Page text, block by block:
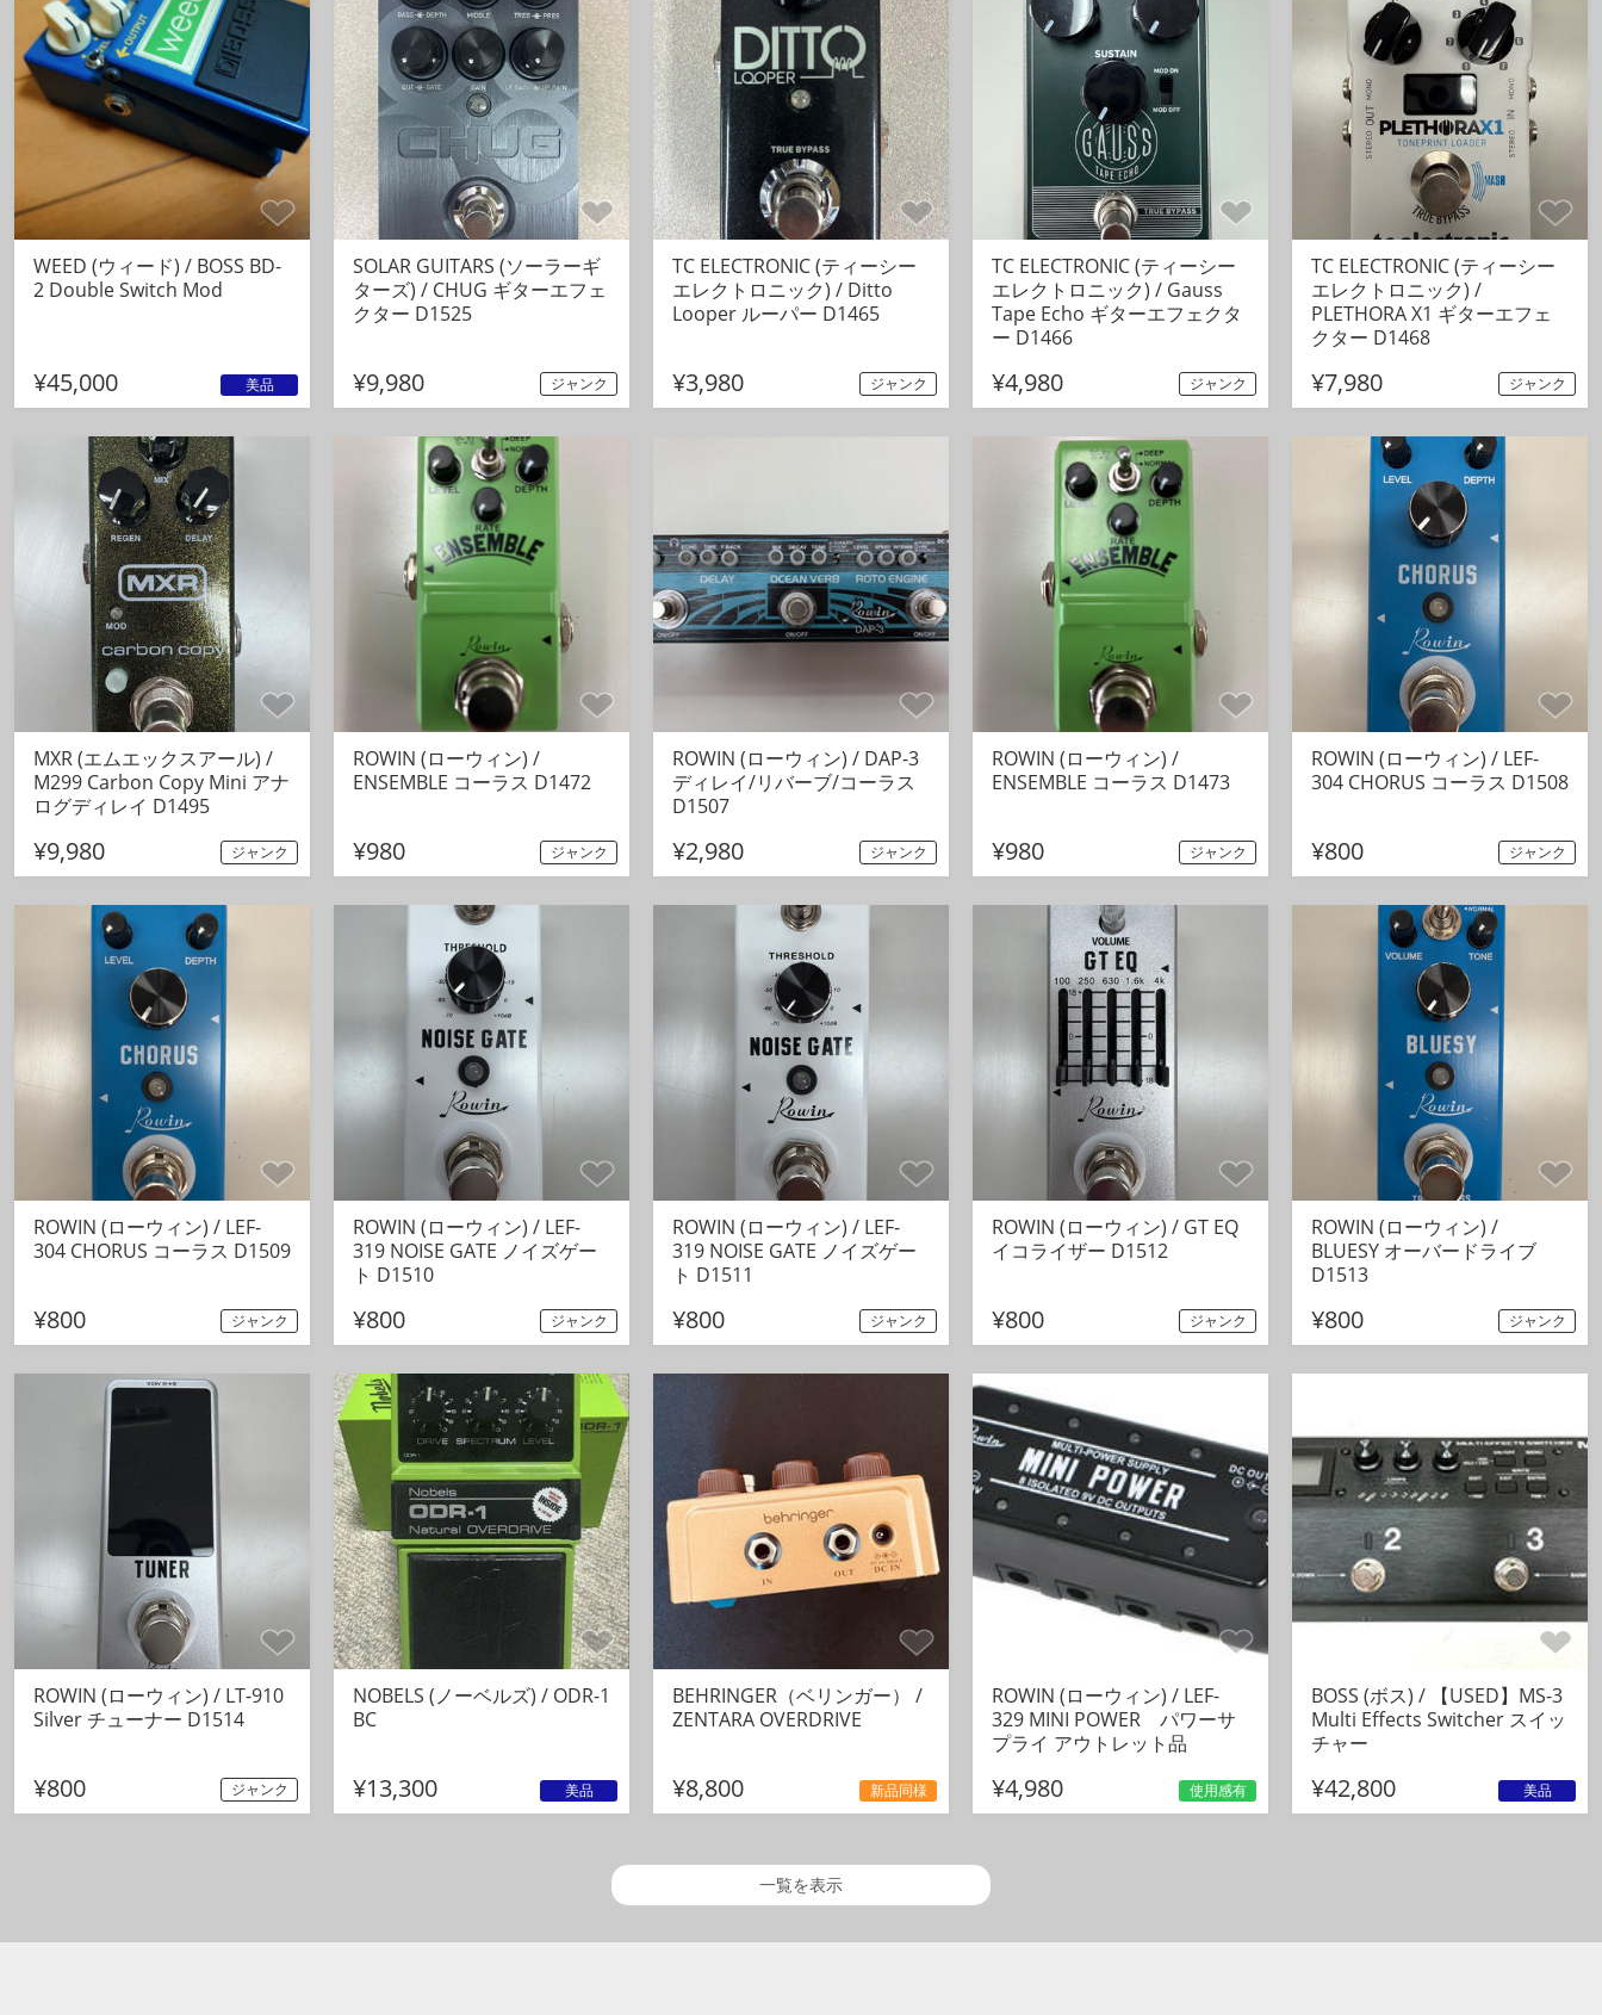
WEED (ウィード) / BOSS BD-
2 Double Switch Mod
¥45,000 美品
SOLAR GUITARS (ソーラーギ
ターズ) / CHUG ギターエフェ
クター D1525
¥9,980 ジャンク
TC ELECTRONIC (ティーシー
エレクトロニック) / Ditto
Looper ルーパー D1465
¥3,980 ジャンク
TC ELECTRONIC (ティーシー
エレクトロニック) / Gauss
Tape Echo ギターエフェクタ
ー D1466
¥4,980 ジャンク
TC ELECTRONIC (ティーシー
エレクトロニック) /
PLETHORA X1 ギターエフェ
クター D1468
¥7,980 ジャンク
MXR (エムエックスアール) /
M299 Carbon Copy Mini アナ
ログディレイ D1495
¥9,980 ジャンク
ROWIN (ローウィン) /
ENSEMBLE コーラス D1472
¥980 ジャンク
ROWIN (ローウィン) / DAP-3
ディレイ/リバーブ/コーラス
D1507
¥2,980 ジャンク
ROWIN (ローウィン) /
ENSEMBLE コーラス D1473
¥980 ジャンク
ROWIN (ローウィン) / LEF-
304 CHORUS コーラス D1508
¥800 ジャンク
ROWIN (ローウィン) / LEF-
304 CHORUS コーラス D1509
¥800 ジャンク
ROWIN (ローウィン) / LEF-
319 NOISE GATE ノイズゲー
ト D1510
¥800 ジャンク
ROWIN (ローウィン) / LEF-
319 NOISE GATE ノイズゲー
ト D1511
¥800 ジャンク
ROWIN (ローウィン) / GT EQ
イコライザー D1512
¥800 ジャンク
ROWIN (ローウィン) /
BLUESY オーバードライブ
D1513
¥800 ジャンク
ROWIN (ローウィン) / LT-910
Silver チューナー D1514
¥800 ジャンク
NOBELS (ノーベルズ) / ODR-1
BC
¥13,300 美品
BEHRINGER（ベリンガー） /
ZENTARA OVERDRIVE
¥8,800 新品同様
ROWIN (ローウィン) / LEF-
329 MINI POWER パワーサ
プライ アウトレット品
¥4,980 使用感有
BOSS (ボス) / 【USED】MS-3
Multi Effects Switcher スイッ
チャー
¥42,800 美品
一覧を表示